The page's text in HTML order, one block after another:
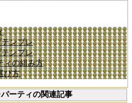
ンプレ
ンプレ
ィの組み方
び方
ーティの関連記事